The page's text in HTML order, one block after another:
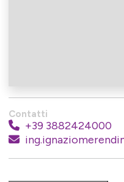
Contatti
+39 3882424000